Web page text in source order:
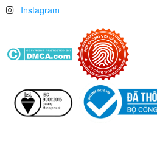
Instagram